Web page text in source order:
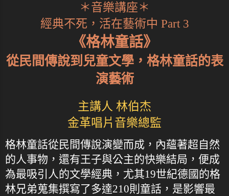
＊音樂講座＊
經典不死，活在藝術中 Part 3
《格林童話》
從民間傳說到兒童文學，格林童話的表
演藝術
主講人 林伯杰
金革唱片音樂總監
格林童話從民間傳說演變而成，內蘊著超自然
的人事物，還有王子與公主的快樂結局，便成
為最吸引人的文學經典，尤其19世紀德國的格
林兄弟蒐集撰寫了多達210則童話，是影響最